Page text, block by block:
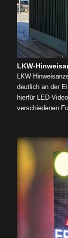
LKW-
LKW
deutlich an der
hierfür LED-
verschiedenen